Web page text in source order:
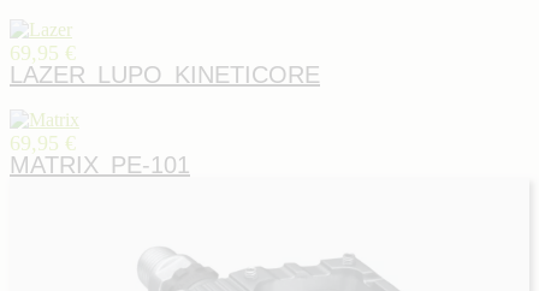
69,95 €
LAZER LUPO KINETICORE
69,95 €
MATRIX PE-101